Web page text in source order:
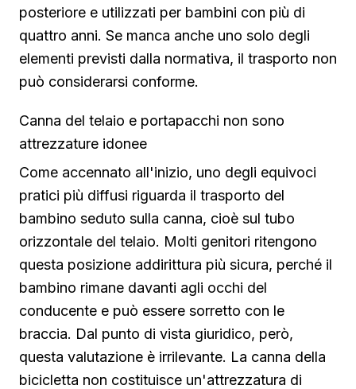
posteriore e utilizzati per bambini con più di
quattro anni. Se manca anche uno solo degli
elementi previsti dalla normativa, il trasporto non
può considerarsi conforme.
Canna del telaio e portapacchi non sono
attrezzature idonee
Come accennato all'inizio, uno degli equivoci
pratici più diffusi riguarda il trasporto del
bambino seduto sulla canna, cioè sul tubo
orizzontale del telaio. Molti genitori ritengono
questa posizione addirittura più sicura, perché il
bambino rimane davanti agli occhi del
conducente e può essere sorretto con le
braccia. Dal punto di vista giuridico, però,
questa valutazione è irrilevante. La canna della
bicicletta non costituisce un'attrezzatura di